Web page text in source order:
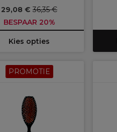
29,08 € 36,35 €
BESPAAR 20%
Kies opties
PROMOTIE